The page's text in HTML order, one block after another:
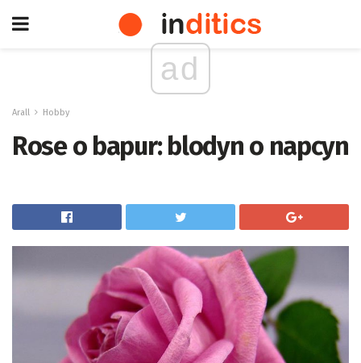
ad
Arall Hobby
Rose o bapur: blodyn o napcyn